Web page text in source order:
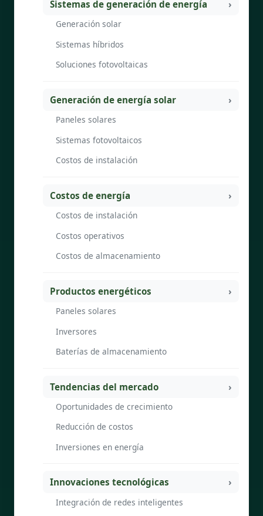
Sistemas de generación de energía
Generación solar
Sistemas híbridos
Soluciones fotovoltaicas
Generación de energía solar
Paneles solares
Sistemas fotovoltaicos
Costos de instalación
Costos de energía
Costos de instalación
Costos operativos
Costos de almacenamiento
Productos energéticos
Paneles solares
Inversores
Baterías de almacenamiento
Tendencias del mercado
Oportunidades de crecimiento
Reducción de costos
Inversiones en energía
Innovaciones tecnológicas
Integración de redes inteligentes